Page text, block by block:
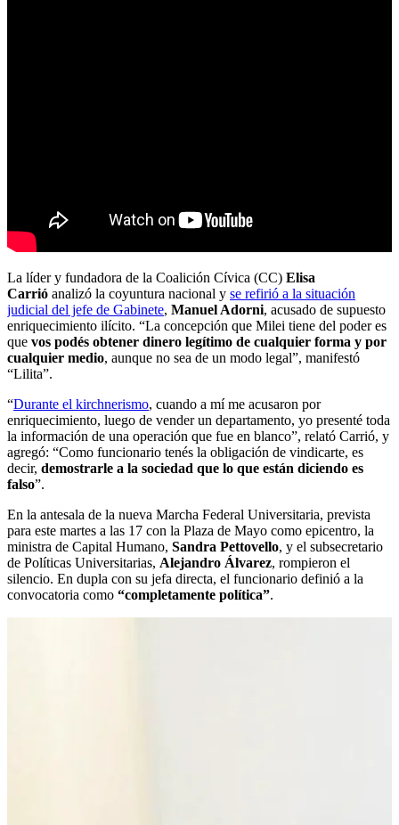
La líder y fundadora de la Coalición Cívica (CC) Elisa
Carrió analizó la coyuntura nacional y se refirió a la situación
judicial del jefe de Gabinete, Manuel Adorni, acusado de supuesto
enriquecimiento ilícito. “La concepción que Milei tiene del poder es
que vos podés obtener dinero legítimo de cualquier forma y por
cualquier medio, aunque no sea de un modo legal”, manifestó
“Lilita”.
“Durante el kirchnerismo, cuando a mí me acusaron por
enriquecimiento, luego de vender un departamento, yo presenté toda
la información de una operación que fue en blanco”, relató Carrió, y
agregó: “Como funcionario tenés la obligación de vindicarte, es
decir, demostrarle a la sociedad que lo que están diciendo es
falso”.
En la antesala de la nueva Marcha Federal Universitaria, prevista
para este martes a las 17 con la Plaza de Mayo como epicentro, la
ministra de Capital Humano, Sandra Pettovello, y el subsecretario
de Políticas Universitarias, Alejandro Álvarez, rompieron el
silencio. En dupla con su jefa directa, el funcionario definió a la
convocatoria como “completamente política”.